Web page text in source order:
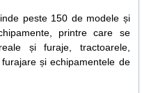
peste 150 de modele și
printre care se
și furaje, tractoarele,
și echipamentele de